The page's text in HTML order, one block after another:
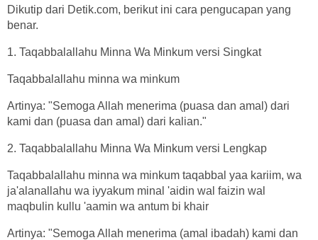
Dikutip dari Detik.com, berikut ini cara pengucapan yang
benar.
1. Taqabbalallahu Minna Wa Minkum versi Singkat
Taqabbalallahu minna wa minkum
Artinya: "Semoga Allah menerima (puasa dan amal) dari
kami dan (puasa dan amal) dari kalian."
2. Taqabbalallahu Minna Wa Minkum versi Lengkap
Taqabbalallahu minna wa minkum taqabbal yaa kariim, wa
ja'alanallahu wa iyyakum minal 'aidin wal faizin wal
maqbulin kullu 'aamin wa antum bi khair
Artinya: "Semoga Allah menerima (amal ibadah) kami dan